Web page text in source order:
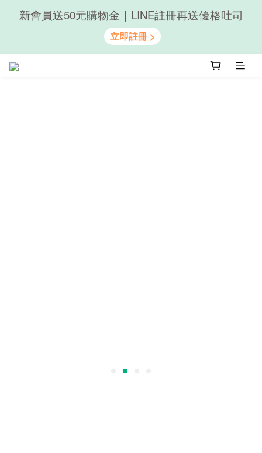
隨心享受｜貝果任選6組$899
新會員送50元購物金｜LINE註冊再送優格吐司